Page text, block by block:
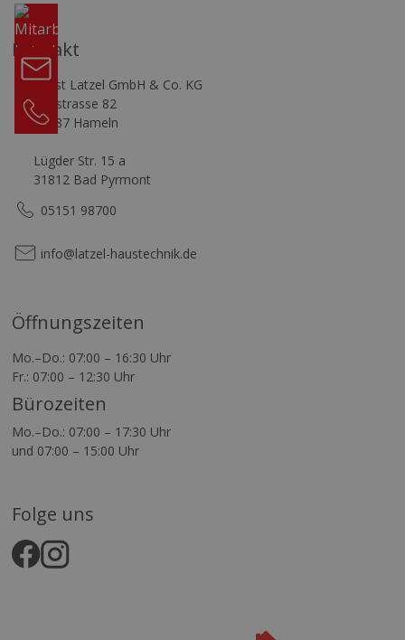
Kontakt
Horst Latzel GmbH & Co. KG
Klütstrasse 82
31787 Hameln
Lügder Str. 15 a
31812 Bad Pyrmont
05151 98700
info@latzel-haustechnik.de
Öffnungszeiten
Mo.–Do.: 07:00 – 16:30 Uhr
Fr.: 07:00 – 12:30 Uhr
Bürozeiten
Mo.–Do.: 07:00 – 17:30 Uhr
und 07:00 – 15:00 Uhr
Folge uns
Team
05151
98700